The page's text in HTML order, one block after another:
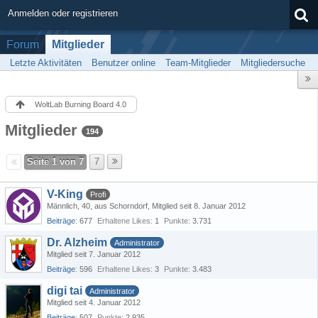
Anmelden oder registrieren
Forum Mitglieder
Letzte Aktivitäten Benutzer online Team-Mitglieder Mitgliedersuche
WoltLab Burning Board 4.0
Mitglieder 194
Seite 1 von 7 7
V-King
Profi
Männlich 40 aus Schorndorf Mitglied seit 8. Januar 2012
Beiträge 677 Erhaltene Likes 1 Punkte 3.731
Dr. Alzheim
Administrator
Mitglied seit 7. Januar 2012
Beiträge 596 Erhaltene Likes 3 Punkte 3.483
digi tai
Administrator
Mitglied seit 4. Januar 2012